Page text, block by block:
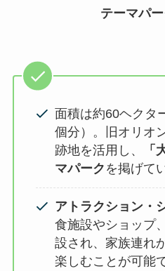
テーマパー
面積は約60ヘクタ
個分）。旧オリオ
跡地を活用し、
「
マパーク を掲げて
アトラクション・
食施設やショップ
設され、家族連れ
楽しむことが可能